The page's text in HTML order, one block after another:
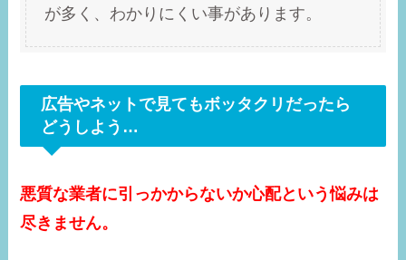
が多く、わかりにくい事があります。
広告やネットで見てもボッタクリだったら
どうしよう…
悪質な業者に引っかからないか心配という悩みは
尽きません。